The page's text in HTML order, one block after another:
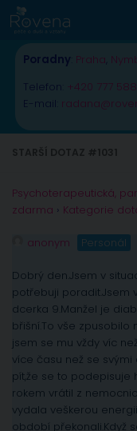
Skip to content
Poradny Praha
Telefon: +420 777
E-mail:
Psychoterapeutická,
zdarma › Kategorie
anonym Personál
Dobrý den.Jsem v
potřebuji poradit.Jsem
dcerka 9.Manžel je
břišní.To vše zpusobilo
jsem se mu vždy víc
více času než se
pít,že se to podepisuje
rokem vrátil z
vydala veškerou
období překonali.Když